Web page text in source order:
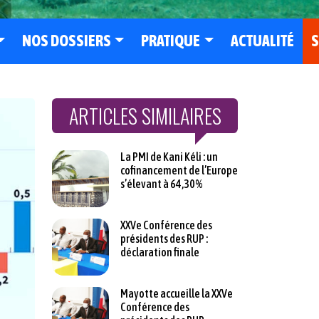
NOS DOSSIERS PRATIQUE ACTUALITÉ
ARTICLES SIMILAIRES
La PMI de Kani Kéli : un
cofinancement de l’Europe
s’élevant à 64,30%
XXVe Conférence des
présidents des RUP :
déclaration finale
Mayotte accueille la XXVe
Conférence des